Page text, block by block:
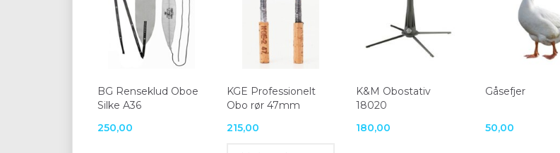
BG Renseklud Oboe
Silke A36
250,00
KGE Professionelt
Obo rør 47mm
215,00
K&M Obostativ
18020
180,00
Gåsefjer
50,00